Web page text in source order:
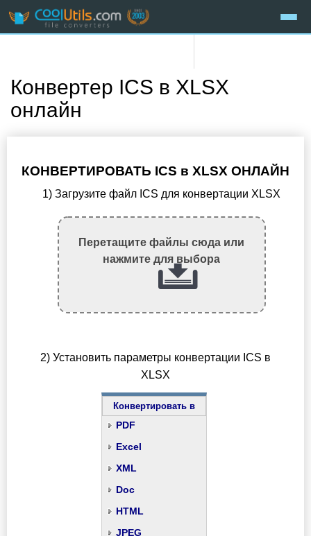
Конвертер ICS в XLSX
онлайн
КОНВЕРТИРОВАТЬ ICS в XLSX ОНЛАЙН
1) Загрузите файл ICS для конвертации XLSX
Перетащите файлы сюда или
нажмите для выбора
2) Установить параметры конвертации ICS в
XLSX
Конвертировать в
PDF
Excel
XML
Doc
HTML
JPEG